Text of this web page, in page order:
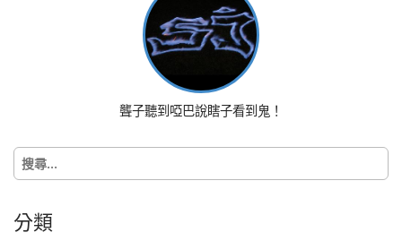
i
o
n
聾子聽到啞巴說瞎子看到鬼！
搜
尋
字:
分類